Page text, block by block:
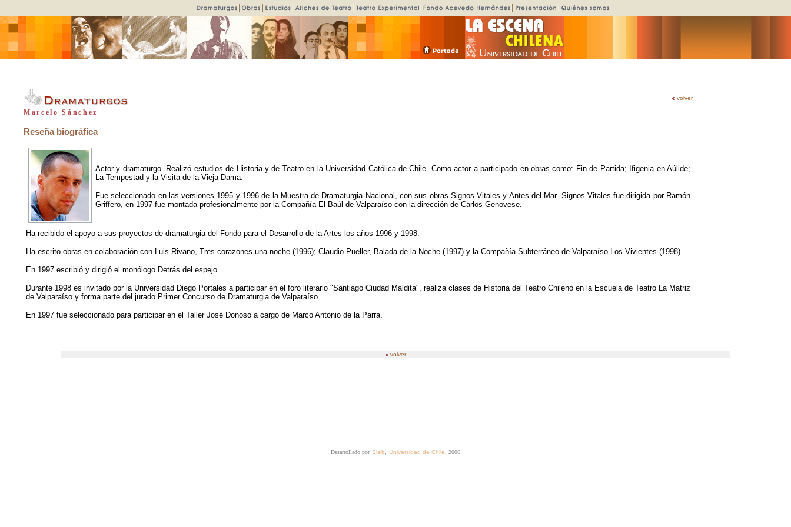
volver
Marcelo Sánchez
Reseña biográfica
Actor y dramaturgo. Realizó estudios de Historia y de Teatro en la Universidad Católica de Chile. Como actor a participado en obras como: Fin de Partida; Ifigenia en Aúlide;
La Tempestad y la Visita de la Vieja Dama.
Fue seleccionado en las versiones 1995 y 1996 de la Muestra de Dramaturgia Nacional, con sus obras Signos Vitales y Antes del Mar. Signos Vitales fue dirigida por Ramón
Griffero, en 1997 fue montada profesionalmente por la Compañía El Baúl de Valparaíso con la dirección de Carlos Genovese.
Ha recibido el apoyo a sus proyectos de dramaturgia del Fondo para el Desarrollo de la Artes los años 1996 y 1998.
Ha escrito obras en colaboración con Luis Rivano, Tres corazones una noche (1996); Claudio Pueller, Balada de la Noche (1997) y la Compañía Subterráneo de Valparaíso Los Vivientes (1998).
En 1997 escribió y dirigió el monólogo Detrás del espejo.
Durante 1998 es invitado por la Universidad Diego Portales a participar en el foro literario "Santiago Ciudad Maldita", realiza clases de Historia del Teatro Chileno en la Escuela de Teatro La Matriz
de Valparaíso y forma parte del jurado Primer Concurso de Dramaturgia de Valparaíso.
En 1997 fue seleccionado para participar en el Taller José Donoso a cargo de Marco Antonio de la Parra.
volver
Desarrollado por Sisib Universidad de Chile , 2006